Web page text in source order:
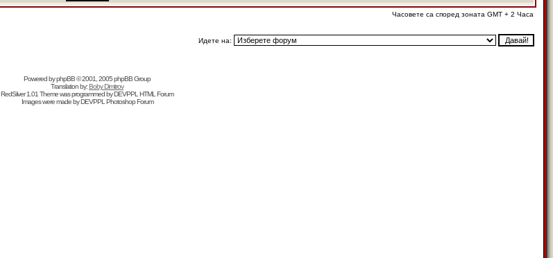
Часовете са според зоната GMT + 2 Часа
Идете на:
Powered byphpBB© 2001, 2005 phpBB Group
Translation by:Boby Dimitrov
RedSilver 1.01 Theme was programmed byDEVPPL HTML Forum
Images were made byDEVPPL Photoshop Forum